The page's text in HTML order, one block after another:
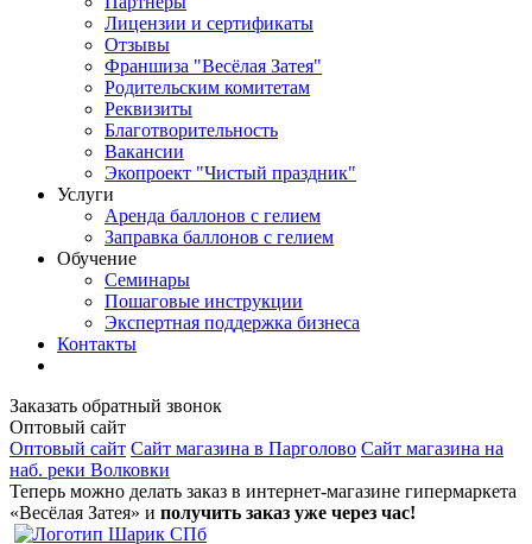
Лицензии и сертификаты
Отзывы
Франшиза "Весёлая Затея"
Родительским комитетам
Реквизиты
Благотворительность
Вакансии
Экопроект "Чистый праздник"
Услуги
Аренда баллонов с гелием
Заправка баллонов с гелием
Обучение
Семинары
Пошаговые инструкции
Экспертная поддержка бизнеса
Контакты
Заказать обратный звонок
Оптовый сайт
Оптовый сайт Сайт магазина в Парголово Сайт магазина на
наб. реки Волковки
Теперь можно делать заказ в интернет-магазине гипермаркета
«Весёлая Затея» и получить заказ уже через час!